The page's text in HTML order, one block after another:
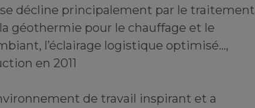
décline principalement par le traitement
géothermie pour le chauffage et le
l’éclairage logistique optimisé...,
en 2011
de travail inspirant et a